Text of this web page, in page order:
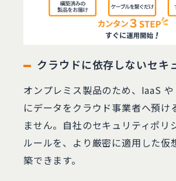
クラウドに依存しないセキ
オンプレミス製品のため、IaaS や
にデータをクラウド事業者へ預け
ません。自社のセキュリティポリ
ルールを、より厳密に適用した仮
築できます。